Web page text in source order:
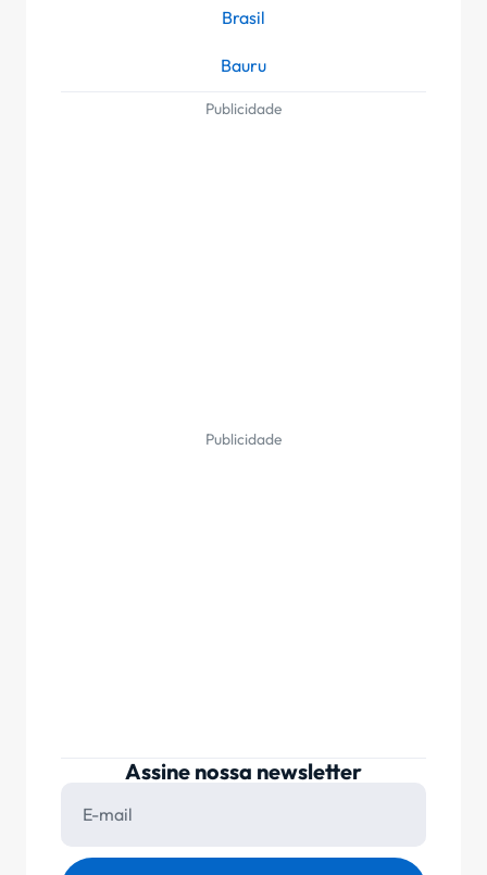
Brasil
Bauru
Publicidade
Publicidade
Assine nossa newsletter